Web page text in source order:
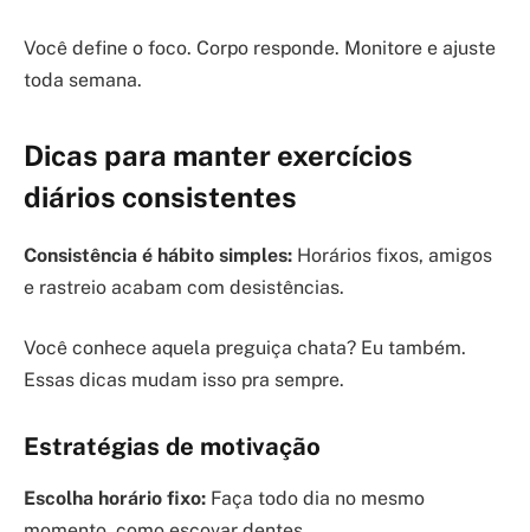
Você define o foco. Corpo responde. Monitore e ajuste
toda semana.
Dicas para manter exercícios
diários consistentes
Consistência é hábito simples: Horários fixos, amigos
e rastreio acabam com desistências.
Você conhece aquela preguiça chata? Eu também.
Essas dicas mudam isso pra sempre.
Estratégias de motivação
Escolha horário fixo: Faça todo dia no mesmo